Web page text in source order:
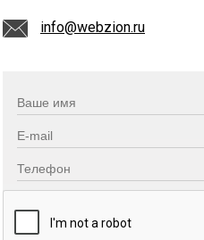
info@webzion.ru